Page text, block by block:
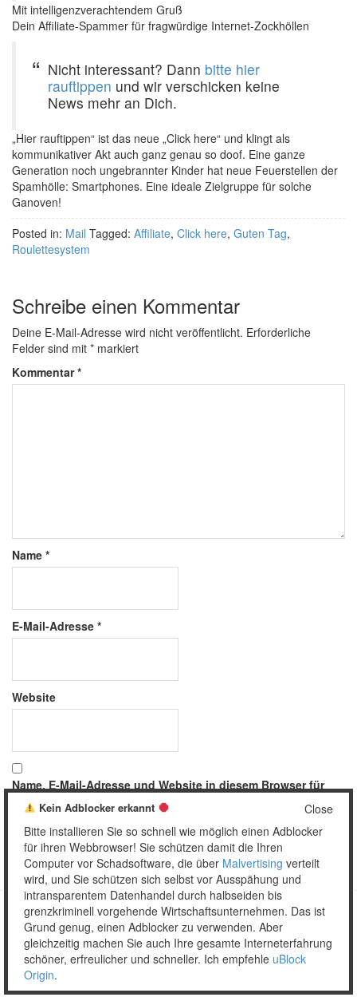
Mit intelligenzverachtendem Gruß
Dein Affiliate-Spammer für fragwürdige Internet-Zockhöllen
Nicht interessant? Dann bitte hier
rauftippen und wir verschicken keine
News mehr an Dich.
„Hier rauftippen“ ist das neue „Click here“ und klingt als
kommunikativer Akt auch ganz genau so doof. Eine ganze
Generation noch ungebrannter Kinder hat neue Feuerstellen der
Spamhölle: Smartphones. Eine ideale Zielgruppe für solche
Ganoven!
Posted in: Mail Tagged: Affiliate, Click here, Guten Tag,
Roulettesystem
Schreibe einen Kommentar
Deine E-Mail-Adresse wird nicht veröffentlicht. Erforderliche
Felder sind mit * markiert
Kommentar*
Name *
E-Mail-Adresse *
Website
Name, E-Mail-Adresse und Website in diesem Browser für
meinen nächsten Kommentar speichern.
Copyright © 2026 Unser täglich Spam.
MobileWordPress Theme by themehall.com
Close
Kein Adblocker erkannt
Bitte installieren Sie so schnell wie möglich einen Adblocker
für ihren Webbrowser! Sie schützen damit die Ihren
Computer vor Schadsoftware, die über Malvertising verteilt
wird, und Sie schützen sich selbst vor Ausspähung und
intransparentem Datenhandel durch halbseiden bis
grenzkriminell vorgehende Wirtschaftsunternehmen. Das ist
Grund genug, einen Adblocker zu verwenden. Aber
gleichzeitig machen Sie auch Ihre gesamte Interneterfahrung
schöner, erfreulicher und schneller. Ich empfehle uBlock
Origin.